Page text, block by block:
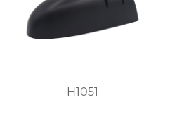
H1051